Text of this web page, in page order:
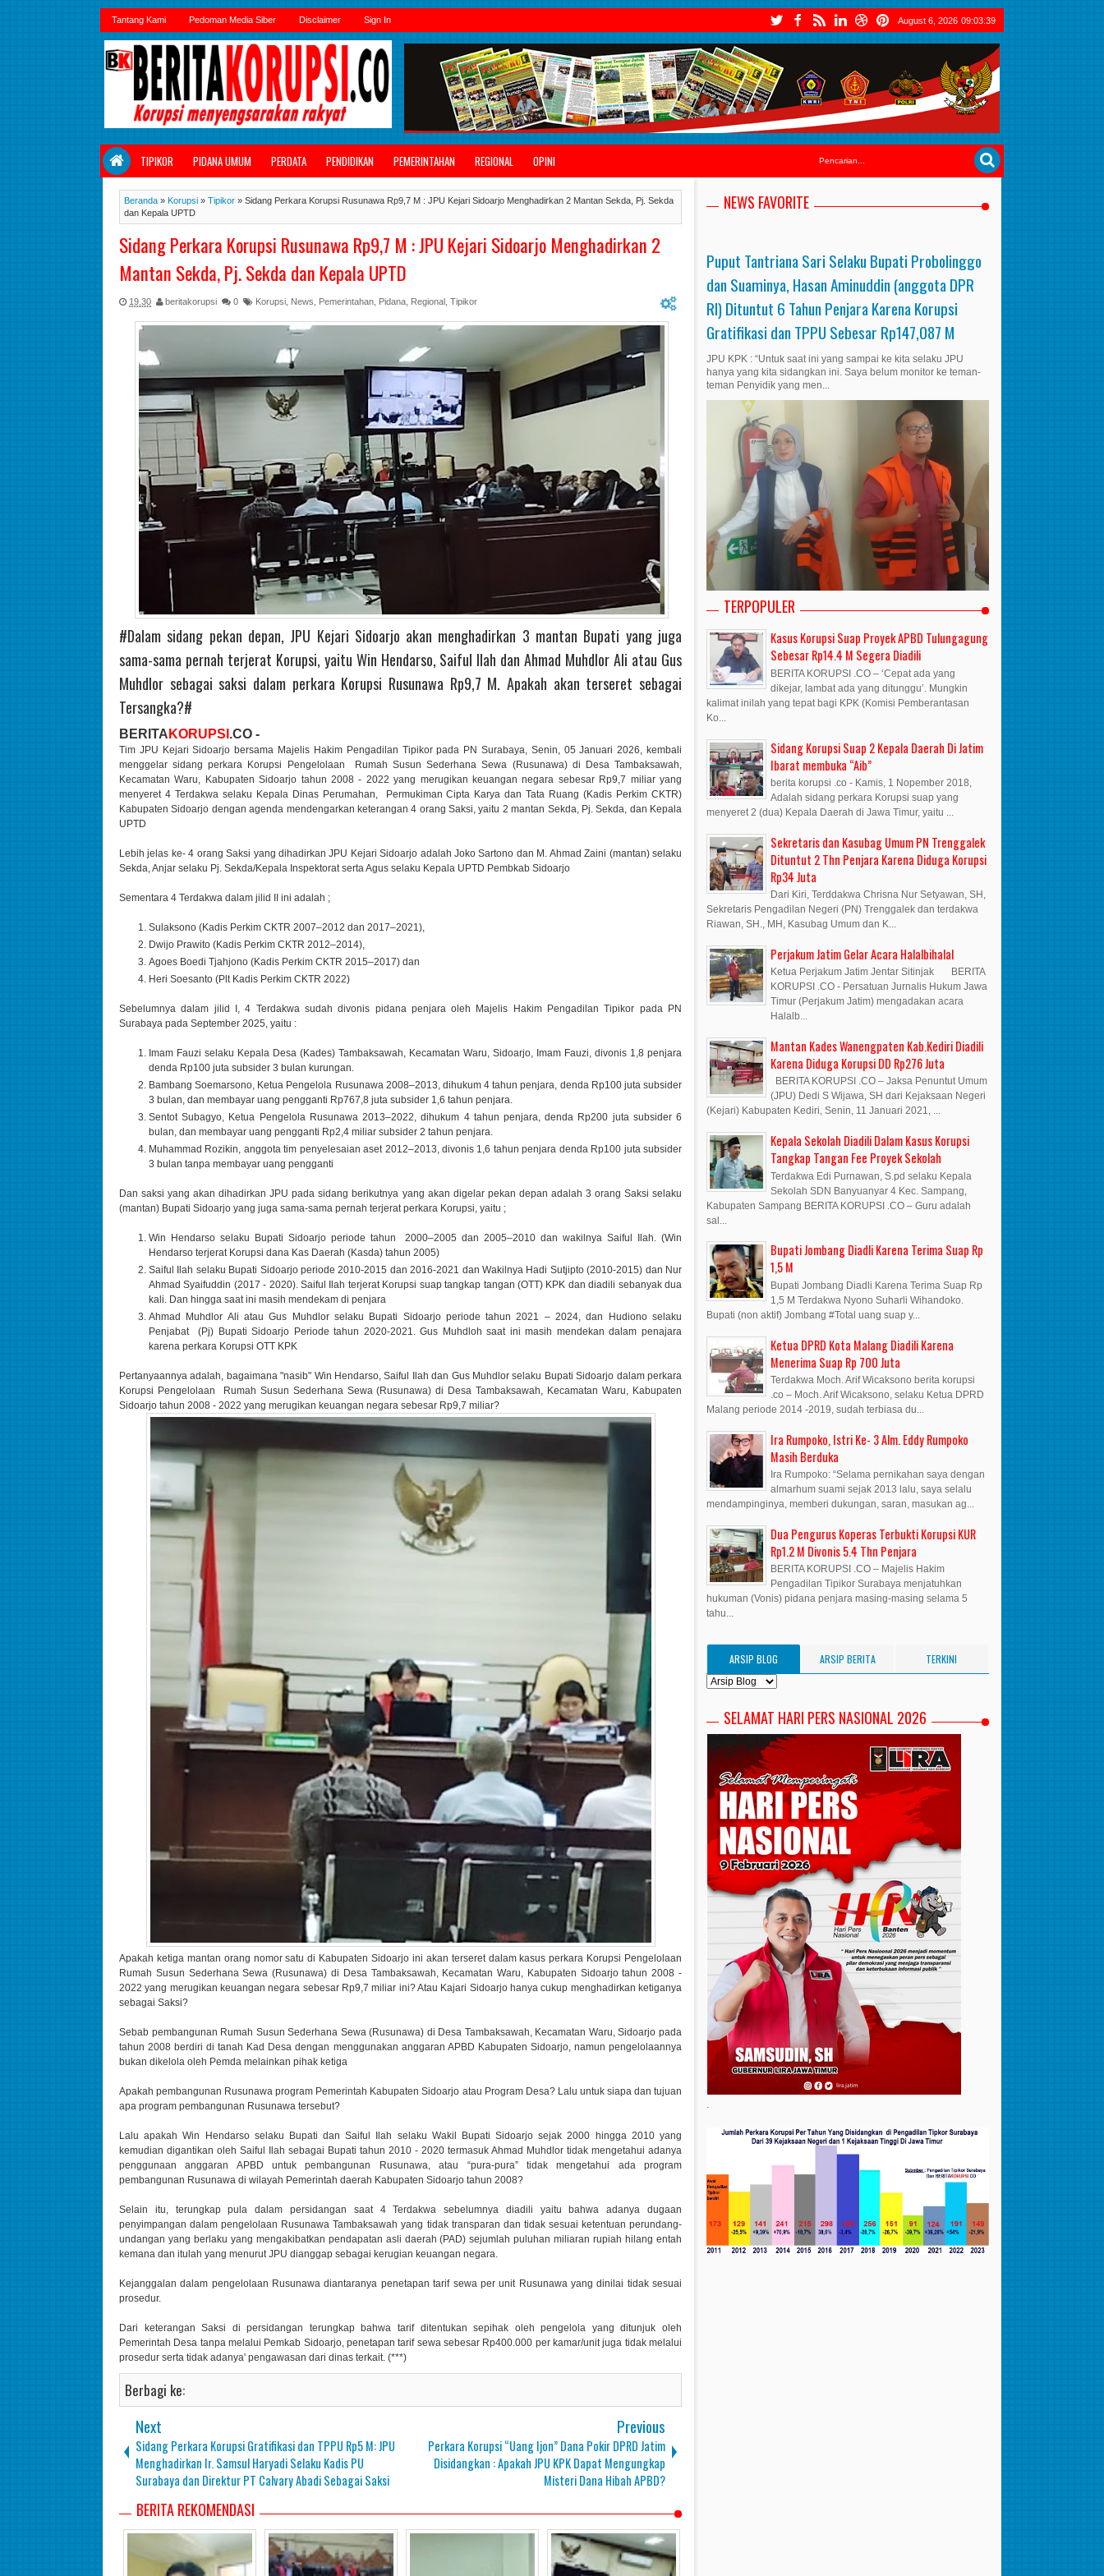
Tantang Kami Pedoman Media Siber Disclaimer Sign In August 6, 2026 09:03:40
TIPIKOR PIDANA UMUM PERDATA PENDIDIKAN PEMERINTAHAN REGIONAL OPINI
Beranda » Korupsi » Tipikor » Sidang Perkara Korupsi Rusunawa Rp9,7 M : JPU Kejari Sidoarjo Menghadirkan 2 Mantan Sekda, Pj. Sekda
dan Kepala UPTD
Sidang Perkara Korupsi Rusunawa Rp9,7 M : JPU Kejari Sidoarjo Menghadirkan 2
Mantan Sekda, Pj. Sekda dan Kepala UPTD
19.30 beritakorupsi 0 Korupsi News Pemerintahan Pidana Regional Tipikor
#Dalam sidang pekan depan, JPU Kejari Sidoarjo akan menghadirkan 3 mantan Bupati yang juga
sama-sama pernah terjerat Korupsi, yaitu Win Hendarso, Saiful Ilah dan Ahmad Muhdlor Ali atau Gus
Muhdlor sebagai saksi dalam perkara Korupsi Rusunawa Rp9,7 M. Apakah akan terseret sebagai
Tersangka?#
BERITA KORUPSI .CO -
Tim JPU Kejari Sidoarjo bersama Majelis Hakim Pengadilan Tipikor pada PN Surabaya, Senin, 05 Januari 2026, kembali
menggelar sidang perkara Korupsi Pengelolaan Rumah Susun Sederhana Sewa (Rusunawa) di Desa Tambaksawah,
Kecamatan Waru, Kabupaten Sidoarjo tahun 2008 - 2022 yang merugikan keuangan negara sebesar Rp9,7 miliar yang
menyeret 4 Terdakwa selaku Kepala Dinas Perumahan, Permukiman Cipta Karya dan Tata Ruang (Kadis Perkim CKTR)
Kabupaten Sidoarjo dengan agenda mendengarkan keterangan 4 orang Saksi, yaitu 2 mantan Sekda, Pj. Sekda, dan Kepala
UPTD
Lebih jelas ke- 4 orang Saksi yang dihadirkan JPU Kejari Sidoarjo adalah Joko Sartono dan M. Ahmad Zaini (mantan) selaku
Sekda, Anjar selaku Pj. Sekda/Kepala Inspektorat serta Agus selaku Kepala UPTD Pembkab Sidoarjo
Sementara 4 Terdakwa dalam jilid II ini adalah ;
Sulaksono (Kadis Perkim CKTR 2007–2012 dan 2017–2021),
Dwijo Prawito (Kadis Perkim CKTR 2012–2014),
Agoes Boedi Tjahjono (Kadis Perkim CKTR 2015–2017) dan
Heri Soesanto (Plt Kadis Perkim CKTR 2022)
Sebelumnya dalam jilid I, 4 Terdakwa sudah divonis pidana penjara oleh Majelis Hakim Pengadilan Tipikor pada PN
Surabaya pada September 2025, yaitu :
Imam Fauzi selaku Kepala Desa (Kades) Tambaksawah, Kecamatan Waru, Sidoarjo, Imam Fauzi, divonis 1,8 penjara
denda Rp100 juta subsider 3 bulan kurungan.
Bambang Soemarsono, Ketua Pengelola Rusunawa 2008–2013, dihukum 4 tahun penjara, denda Rp100 juta subsider
3 bulan, dan membayar uang pengganti Rp767,8 juta subsider 1,6 tahun penjara.
Sentot Subagyo, Ketua Pengelola Rusunawa 2013–2022, dihukum 4 tahun penjara, denda Rp200 juta subsider 6
bulan, dan membayar uang pengganti Rp2,4 miliar subsider 2 tahun penjara.
Muhammad Rozikin, anggota tim penyelesaian aset 2012–2013, divonis 1,6 tahun penjara denda Rp100 juta subsider
3 bulan tanpa membayar uang pengganti
Dan saksi yang akan dihadirkan JPU pada sidang berikutnya yang akan digelar pekan depan adalah 3 orang Saksi selaku
(mantan) Bupati Sidoarjo yang juga sama-sama pernah terjerat perkara Korupsi, yaitu ;
Win Hendarso selaku Bupati Sidoarjo periode tahun 2000–2005 dan 2005–2010 dan wakilnya Saiful Ilah. (Win
Hendarso terjerat Korupsi dana Kas Daerah (Kasda) tahun 2005)
Saiful Ilah selaku Bupati Sidoarjo periode 2010-2015 dan 2016-2021 dan Wakilnya Hadi Sutjipto (2010-2015) dan Nur
Ahmad Syaifuddin (2017 - 2020). Saiful Ilah terjerat Korupsi suap tangkap tangan (OTT) KPK dan diadili sebanyak dua
kali. Dan hingga saat ini masih mendekam di penjara
Ahmad Muhdlor Ali atau Gus Muhdlor selaku Bupati Sidoarjo periode tahun 2021 – 2024, dan Hudiono selaku
Penjabat (Pj) Bupati Sidoarjo Periode tahun 2020-2021. Gus Muhdloh saat ini masih mendekan dalam penajara
karena perkara Korupsi OTT KPK
Pertanyaannya adalah, bagaimana "nasib" Win Hendarso, Saiful Ilah dan Gus Muhdlor selaku Bupati Sidoarjo dalam perkara
Korupsi Pengelolaan Rumah Susun Sederhana Sewa (Rusunawa) di Desa Tambaksawah, Kecamatan Waru, Kabupaten
Sidoarjo tahun 2008 - 2022 yang merugikan keuangan negara sebesar Rp9,7 miliar?
Apakah ketiga mantan orang nomor satu di Kabupaten Sidoarjo ini akan terseret dalam kasus perkara Korupsi Pengelolaan
Rumah Susun Sederhana Sewa (Rusunawa) di Desa Tambaksawah, Kecamatan Waru, Kabupaten Sidoarjo tahun 2008 -
2022 yang merugikan keuangan negara sebesar Rp9,7 miliar ini? Atau Kajari Sidoarjo hanya cukup menghadirkan ketiganya
sebagai Saksi?
Sebab pembangunan Rumah Susun Sederhana Sewa (Rusunawa) di Desa Tambaksawah, Kecamatan Waru, Sidoarjo pada
tahun 2008 berdiri di tanah Kad Desa dengan menggunakan anggaran APBD Kabupaten Sidoarjo, namun pengelolaannya
bukan dikelola oleh Pemda melainkan pihak ketiga
Apakah pembangunan Rusunawa program Pemerintah Kabupaten Sidoarjo atau Program Desa? Lalu untuk siapa dan tujuan
apa program pembangunan Rusunawa tersebut?
Lalu apakah Win Hendarso selaku Bupati dan Saiful Ilah selaku Wakil Bupati Sidoarjo sejak 2000 hingga 2010 yang
kemudian digantikan oleh Saiful Ilah sebagai Bupati tahun 2010 - 2020 termasuk Ahmad Muhdlor tidak mengetahui adanya
penggunaan anggaran APBD untuk pembangunan Rusunawa, atau “pura-pura” tidak mengetahui ada program
pembangunan Rusunawa di wilayah Pemerintah daerah Kabupaten Sidoarjo tahun 2008?
Selain itu, terungkap pula dalam persidangan saat 4 Terdakwa sebelumnya diadili yaitu bahwa adanya dugaan
penyimpangan dalam pengelolaan Rusunawa Tambaksawah yang tidak transparan dan tidak sesuai ketentuan perundang-
undangan yang berlaku yang mengakibatkan pendapatan asli daerah (PAD) sejumlah puluhan miliaran rupiah hilang entah
kemana dan itulah yang menurut JPU dianggap sebagai kerugian keuangan negara.
Kejanggalan dalam pengelolaan Rusunawa diantaranya penetapan tarif sewa per unit Rusunawa yang dinilai tidak sesuai
prosedur.
Dari keterangan Saksi di persidangan terungkap bahwa tarif ditentukan sepihak oleh pengelola yang ditunjuk oleh
Pemerintah Desa tanpa melalui Pemkab Sidoarjo, penetapan tarif sewa sebesar Rp400.000 per kamar/unit juga tidak melalui
prosedur serta tidak adanya' pengawasan dari dinas terkait. (***)
Berbagi ke:
Next
Sidang Perkara Korupsi Gratifikasi dan TPPU Rp5 M: JPU
Menghadirkan Ir. Samsul Haryadi Selaku Kadis PU
Surabaya dan Direktur PT Calvary Abadi Sebagai Saksi
Previous
Perkara Korupsi “Uang Ijon” Dana Pokir DPRD Jatim
Disidangkan : Apakah JPU KPK Dapat Mengungkap
Misteri Dana Hibah APBD?
BERITA REKOMENDASI
NEWS FAVORITE
Puput Tantriana Sari Selaku Bupati Probolinggo
dan Suaminya, Hasan Aminuddin (anggota DPR
RI) Dituntut 6 Tahun Penjara Karena Korupsi
Gratifikasi dan TPPU Sebesar Rp147,087 M
JPU KPK : “Untuk saat ini yang sampai ke kita selaku JPU
hanya yang kita sidangkan ini. Saya belum monitor ke teman-
teman Penyidik yang men...
TERPOPULER
Kasus Korupsi Suap Proyek APBD Tulungagung
Sebesar Rp14.4 M Segera Diadili
BERITA KORUPSI .CO – ‘Cepat ada yang
dikejar, lambat ada yang ditunggu’. Mungkin
kalimat inilah yang tepat bagi KPK (Komisi Pemberantasan
Ko...
Sidang Korupsi Suap 2 Kepala Daerah Di Jatim
Ibarat membuka “Aib”
berita korupsi .co - Kamis, 1 Nopember 2018,
Adalah sidang perkara Korupsi suap yang
menyeret 2 (dua) Kepala Daerah di Jawa Timur, yaitu ...
Sekretaris dan Kasubag Umum PN Trenggalek
Dituntut 2 Thn Penjara Karena Diduga Korupsi
Rp34 Juta
Dari Kiri, Terddakwa Chrisna Nur Setyawan, SH,
Sekretaris Pengadilan Negeri (PN) Trenggalek dan terdakwa
Riawan, SH., MH, Kasubag Umum dan K...
Perjakum Jatim Gelar Acara Halalbihalal
Ketua Perjakum Jatim Jentar Sitinjak BERITA
KORUPSI .CO - Persatuan Jurnalis Hukum Jawa
Timur (Perjakum Jatim) mengadakan acara
Halalb...
Mantan Kades Wanengpaten Kab.Kediri Diadili
Karena Diduga Korupsi DD Rp276 Juta
BERITA KORUPSI .CO – Jaksa Penuntut Umum
(JPU) Dedi S Wijawa, SH dari Kejaksaan Negeri
(Kejari) Kabupaten Kediri, Senin, 11 Januari 2021, ...
Kepala Sekolah Diadili Dalam Kasus Korupsi
Tangkap Tangan Fee Proyek Sekolah
Terdakwa Edi Purnawan, S.pd selaku Kepala
Sekolah SDN Banyuanyar 4 Kec. Sampang,
Kabupaten Sampang BERITA KORUPSI .CO – Guru adalah
sal...
Bupati Jombang Diadli Karena Terima Suap Rp
1,5 M
Bupati Jombang Diadli Karena Terima Suap Rp
1,5 M Terdakwa Nyono Suharli Wihandoko.
Bupati (non aktif) Jombang #Total uang suap y...
Ketua DPRD Kota Malang Diadili Karena
Menerima Suap Rp 700 Juta
Terdakwa Moch. Arif Wicaksono berita korupsi
.co – Moch. Arif Wicaksono, selaku Ketua DPRD
Malang periode 2014 -2019, sudah terbiasa du...
Ira Rumpoko, Istri Ke- 3 Alm. Eddy Rumpoko
Masih Berduka
Ira Rumpoko: “Selama pernikahan saya dengan
almarhum suami sejak 2013 lalu, saya selalu
mendampinginya, memberi dukungan, saran, masukan ag...
Dua Pengurus Koperas Terbukti Korupsi KUR
Rp1.2 M Divonis 5.4 Thn Penjara
BERITA KORUPSI .CO – Majelis Hakim
Pengadilan Tipikor Surabaya menjatuhkan
hukuman (Vonis) pidana penjara masing-masing selama 5
tahu...
ARSIP BLOG ARSIP BERITA TERKINI
SELAMAT HARI PERS NASIONAL 2026